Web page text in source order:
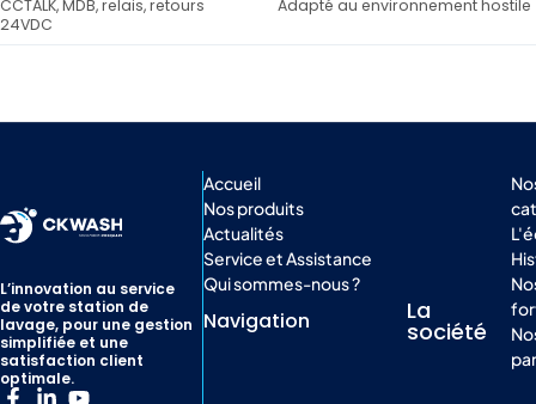
CCTALK, MDB, relais, retours
24VDC
Adapté au environnement hostile
L’innovation au service
de votre station de
lavage, pour une gestion
simplifiée et une
satisfaction client
optimale.
Navigation
Accueil
Nos produits
Actualités
Service et Assistance
Qui sommes-nous ?
La
société